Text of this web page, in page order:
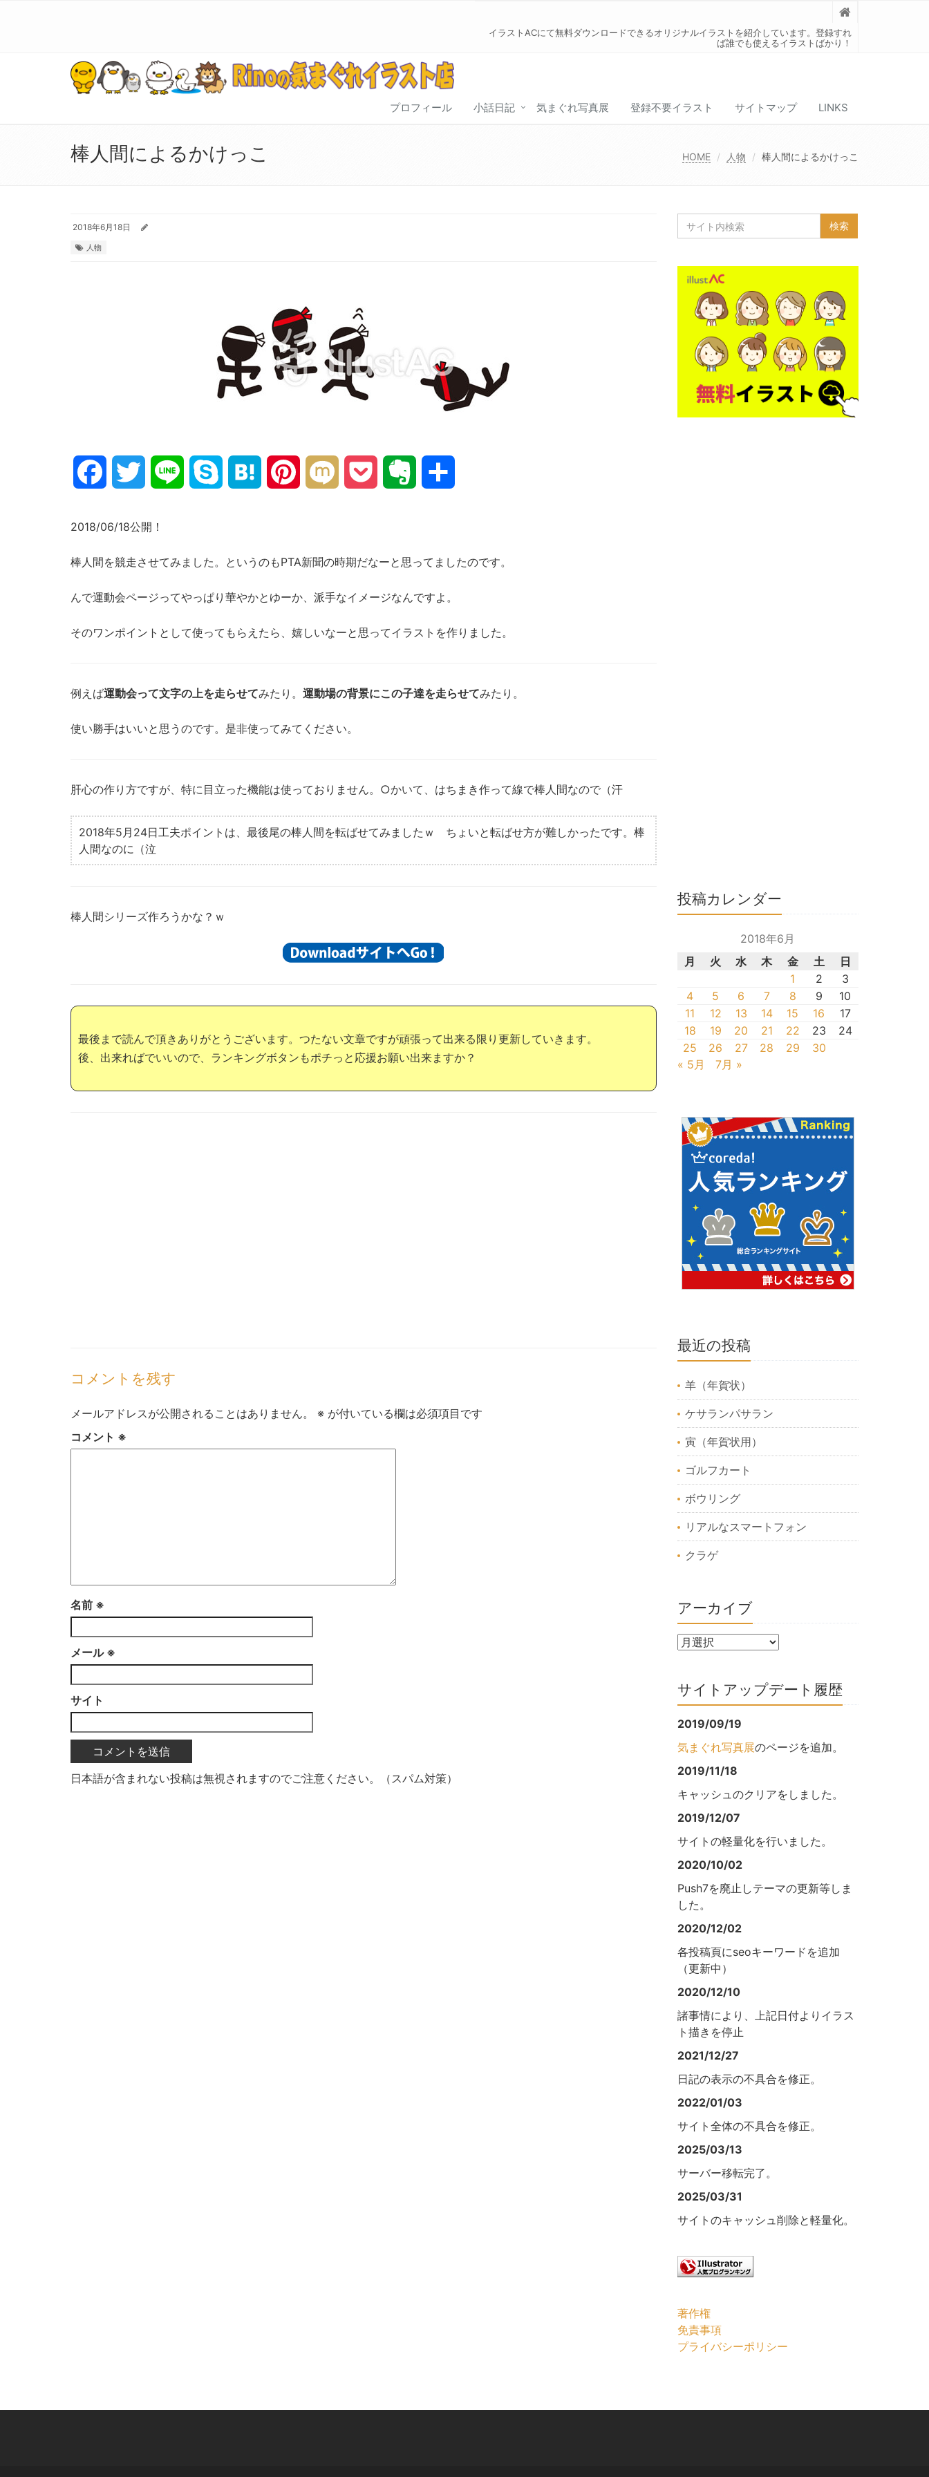
イラストACにて無料ダウンロードできるオリジナルイラストを紹介しています。登録すれ
ば誰でも使えるイラストばかり！
プロフィール 小話日記 気まぐれ写真展 登録不要イラスト サイトマップ LINKS
棒人間によるかけっこ HOME 人物 棒人間によるかけっこ
2018年6月18日
人物
FacebookTwitter Line Skype Hatena Pinterest Mixi Pocket Evernote
2018/06/18公開！
棒人間を競走させてみました。というのもPTA新聞の時期だなーと思ってましたのです。
んで運動会ページってやっぱり華やかとゆーか、派手なイメージなんですよ。
そのワンポイントとして使ってもらえたら、嬉しいなーと思ってイラストを作りました。
例えば運動会って文字の上を走らせてみたり。 運動場の背景にこの子達を走らせてみたり。
使い勝手はいいと思うのです。是非使ってみてください。
肝心の作り方ですが、特に目立った機能は使っておりません。○かいて、はちまき作って線で棒人間なので（汗
2018年5月24日工夫ポイントは、最後尾の棒人間を転ばせてみましたｗ ちょいと転ばせ方が難しかったです。棒
人間なのに（泣
棒人間シリーズ作ろうかな？ｗ
最後まで読んで頂きありがとうございます。つたない文章ですが頑張って出来る限り更新していきます。
後、出来ればでいいので、ランキングボタンもポチっと応援お願い出来ますか？
コメントを残す
メールアドレスが公開されることはありません。 ※ が付いている欄は必須項目です
コメント ※
名前 ※
メール ※
サイト
日本語が含まれない投稿は無視されますのでご注意ください。（スパム対策）
投稿カレンダー
2018年6月
月
火 水 木 金 土
日
1
2
3
4
5 6 7 8 9
10
11
12 13 14 15 16
17
18
19 20 21 22 23
24
25
26 27 28 29
30
« 5月
7月 »
最近の投稿
羊（年賀状）
ケサランパサラン
寅（年賀状用）
ゴルフカート
ボウリング
リアルなスマートフォン
クラゲ
アーカイブ
サイトアップデート履歴
2019/09/19
気まぐれ写真展のページを追加。
2019/11/18
キャッシュのクリアをしました。
2019/12/07
サイトの軽量化を行いました。
2020/10/02
Push7を廃止しテーマの更新等しま
した。
2020/12/02
各投稿頁にseoキーワードを追加
（更新中）
2020/12/10
諸事情により、上記日付よりイラス
ト描きを停止
2021/12/27
日記の表示の不具合を修正。
2022/01/03
サイト全体の不具合を修正。
2025/03/13
サーバー移転完了。
2025/03/31
サイトのキャッシュ削除と軽量化。
著作権
免責事項
プライバシーポリシー